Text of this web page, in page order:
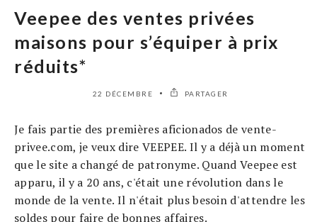
Veepee des ventes privées
maisons pour s’équiper à prix
réduits*
22 DÉCEMBRE PARTAGER
Je fais partie des premières aficionados de vente-
privee.com, je veux dire VEEPEE. Il y a déjà un moment
que le site a changé de patronyme. Quand Veepee est
apparu, il y a 20 ans, c'était une révolution dans le
monde de la vente. Il n'était plus besoin d'attendre les
soldes pour faire de bonnes affaires.